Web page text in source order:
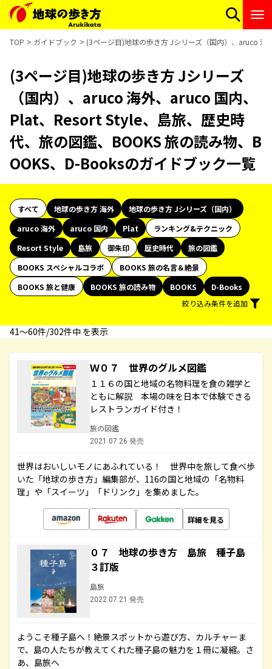
TOP ガイドブック (3ページ目)地球の歩き方 Jシリーズ（国内）、aruco
(3ページ目)地球の歩き方 Jシリーズ
（国内）、aruco 海外、aruco 国内、
Plat、Resort Style、島旅、歴史時
代、旅の図鑑、BOOKS 旅の読み物、B
OOKS、D-Booksのガイドブック一覧
すべて 地球の歩き方 海外
地球の歩き方 Jシリーズ（国内）
aruco 海外
aruco 国内 Plat
ランキング&テクニック
Resort Style
島旅 御朱印 歴史時代
旅の図鑑
BOOKS スペシャルコラボ
BOOKS 旅の名言＆絶景
BOOKS 旅と健康
BOOKS 旅の読み物 BOOKS
D-Books
絞り込み条件を追加
41〜60件/302件中 を表示
Ｗ０７ 世界のグルメ図鑑
１１６の国と地域の名物料理を食の雑学と
ともに解説 本場の味を日本で体験できる
レストランガイド付き！
旅の図鑑
2021.07.26 発売
世界はおいしいモノにあふれている！ 世界中を旅して食べ歩
いた「地球の歩き方」編集部が、116の国と地域の「名物料
理」や「スイーツ」「ドリンク」を集めました。
詳細を見る
０７ 地球の歩き方 島旅 種子島
３訂版
島旅
2022.07.21 発売
ようこそ種子島へ！絶景スポットから遊び方、カルチャーま
で、島の人たちが教えてくれた種子島の魅力を１冊に凝縮。さ
あ、島旅へ